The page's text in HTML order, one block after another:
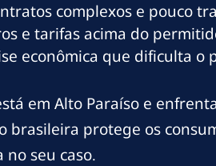
complexos e pouco
e tarifas acima do
econômica que dificulta o
em Alto Paraíso e
brasileira protege os
no seu caso.